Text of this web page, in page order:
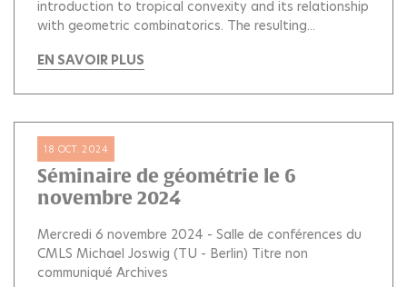
introduction to tropical convexity and its relationship
with geometric combinatorics. The resulting...
EN SAVOIR PLUS
18 OCT. 2024
Séminaire de géométrie le 6
novembre 2024
Mercredi 6 novembre 2024 - Salle de conférences du
CMLS Michael Joswig (TU - Berlin) Titre non
communiqué Archives